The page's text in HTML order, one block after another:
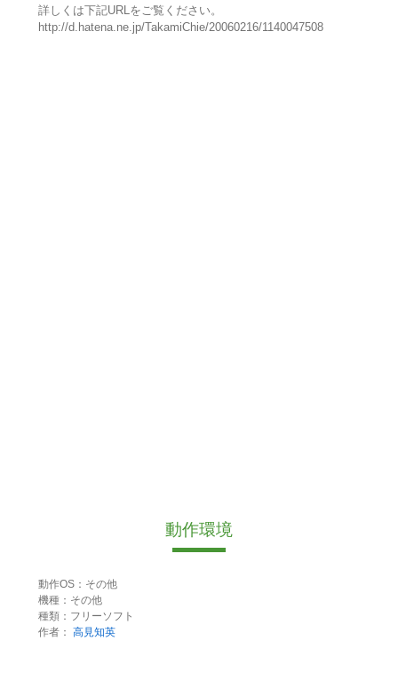
詳しくは下記URLをご覧ください。
http://d.hatena.ne.jp/TakamiChie/20060216/1140047508
動作環境
動作OS：その他
機種：その他
種類：フリーソフト
作者： 高見知英